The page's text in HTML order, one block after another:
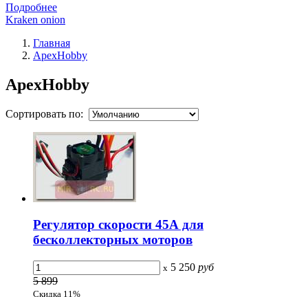
Подробнее
Kraken onion
Главная
ApexHobby
ApexHobby
Сортировать по:
Регулятор скорости 45А для
бесколлекторных моторов
x 5 250 руб
5 899
Скидка 11%